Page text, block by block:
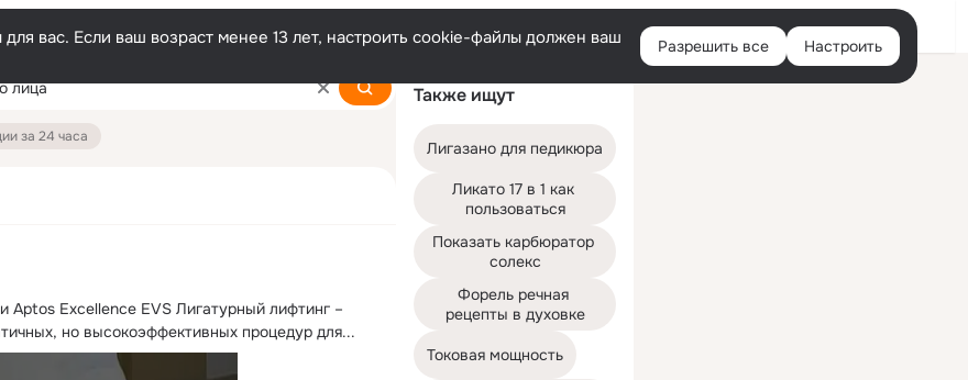
Войти
вас. Если ваш возраст менее 13 лет, настроить cookie-файлы должен ваш
Разрешить все Настроить
Также ищут
Лигазано для педикюра
Ликато 17 в 1 как
пользоваться
Показать карбюратор
солекс
Форель речная
рецепты в духовке
Токовая мощность
за 24 часа
Aptos Excellence EVS Лигатурный лифтинг –
но высокоэффективных процедур для...